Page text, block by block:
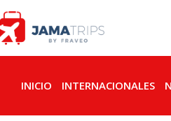
INICIO INTERNACIONALES